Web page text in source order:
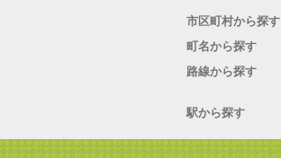
市区町村から探す
町名から探す
路線から探す
駅から探す